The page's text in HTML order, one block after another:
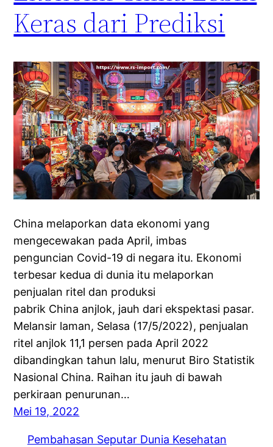
Keras dari Prediksi
China melaporkan data ekonomi yang
mengecewakan pada April, imbas
penguncian Covid-19 di negara itu. Ekonomi
terbesar kedua di dunia itu melaporkan
penjualan ritel dan produksi
pabrik China anjlok, jauh dari ekspektasi pasar.
Melansir laman, Selasa (17/5/2022), penjualan
ritel anjlok 11,1 persen pada April 2022
dibandingkan tahun lalu, menurut Biro Statistik
Nasional China. Raihan itu jauh di bawah
perkiraan penurunan…
Mei 19, 2022
Pembahasan Seputar Dunia Kesehatan